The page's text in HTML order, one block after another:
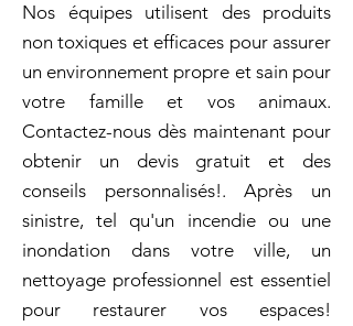
Nos équipes utilisent des produits
non toxiques et efficaces pour assurer
un environnement propre et sain pour
votre famille et vos animaux.
Contactez-nous dès maintenant pour
obtenir un devis gratuit et des
conseils personnalisés!. Après un
sinistre, tel qu'un incendie ou une
inondation dans votre ville, un
nettoyage professionnel est essentiel
pour restaurer vos espaces!